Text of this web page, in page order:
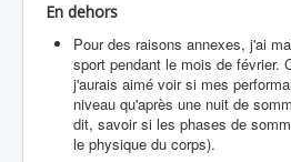
En dehors
Pour des raisons annexes, j'ai
sport pendant le mois de février.
j'aurais aimé voir si mes
niveau qu'après une nuit de
dit, savoir si les phases de
le physique du corps).